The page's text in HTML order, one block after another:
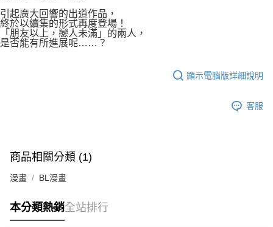
引起廣大回響的出道作品，
終於以續集的形式再度登場！
「朋友以上，戀人未滿」的兩人，
是否能有所進展呢……？
顯示電腦版詳細說明
客服
商品相關分類 (1)
漫畫 BL漫畫
本分類熱銷全站排行